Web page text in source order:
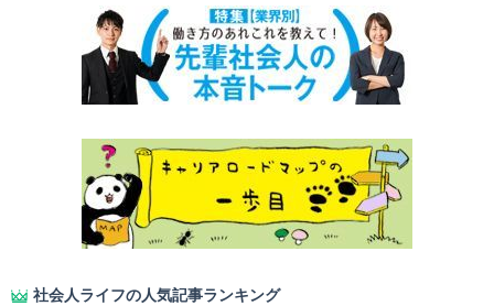
社会人ライフの人気記事ランキング